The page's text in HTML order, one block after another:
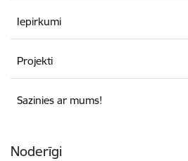
Iepirkumi
Projekti
Sazinies ar mums!
Noderīgi